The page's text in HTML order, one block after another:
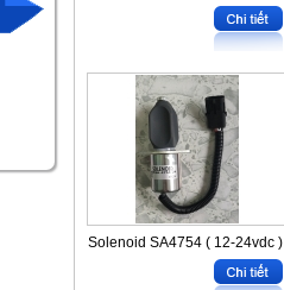
Solenoid SA4754 ( 12-24vdc )